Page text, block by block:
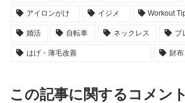
アイロンがけ イジメ Workout
婚活 自転車 ネックレス プ
はげ・薄毛改善 財布
この記事に関するコメント